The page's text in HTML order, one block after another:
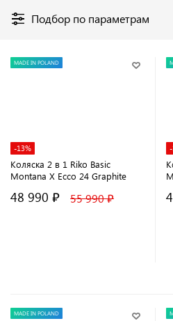
Подбор по параметрам
MADE IN POLAND
-13%
Коляска 2 в 1 Riko Basic
Montana X Ecco 24 Graphite
48 990 ₽ 55 990 ₽
MADE IN POLAND